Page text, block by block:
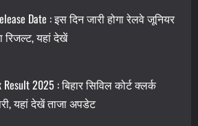
Date : इस दिन जारी होगा रेलवे जूनियर
रिजल्ट, यहां देखें
2025 : बिहार सिविल कोर्ट क्लर्क
यहां देखें ताजा अपडेट